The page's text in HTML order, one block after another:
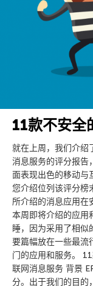
11款不安全
就在上周，我们介绍
消息服务的评分报告
面表现出色的移动与
您介绍位列该评分榜
所介绍的消息应用在
本周即将介绍的应用
睡，因为采用了相似
要篇幅放在一些最流
门的应用和服务。
联网消息服务 背景
分。出于我们的目的